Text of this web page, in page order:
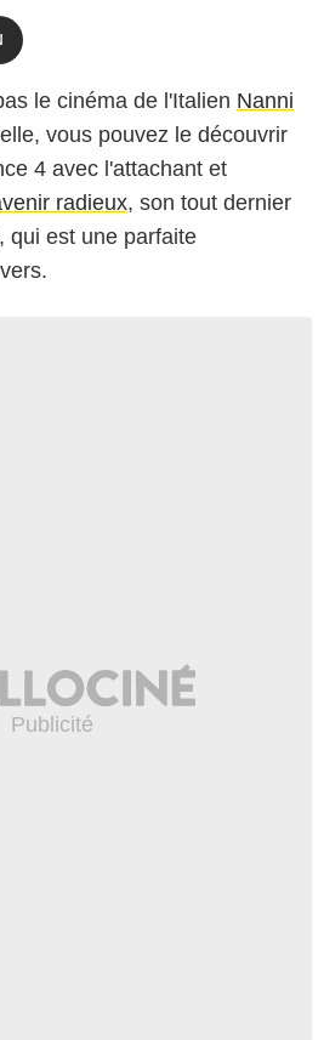
le cinéma de l'Italien Nanni
vous pouvez le découvrir
4 avec l'attachant et
radieux, son tout dernier
qui est une parfaite